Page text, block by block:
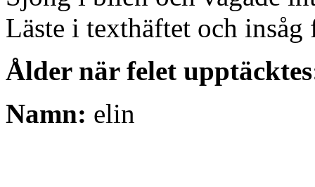
Läste i texthäftet och insåg
Ålder när felet
Namn: elin